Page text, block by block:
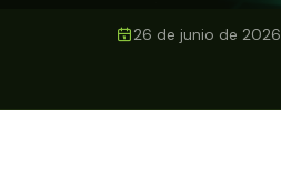
26 de junio de 2026